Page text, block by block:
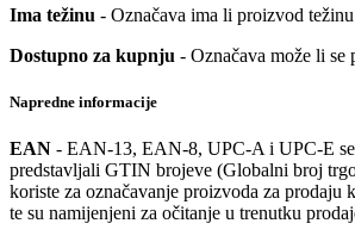
Ima težinu - Označava ima li proizvod
Dostupno za kupnju - Označava može li
Napredne informacije
EAN - EAN-13, EAN-8, UPC-A i UPC-E
predstavljali GTIN brojeve (Globalni broj
koriste za označavanje proizvoda za prodaju
te su namijenjeni za očitanje u trenutku